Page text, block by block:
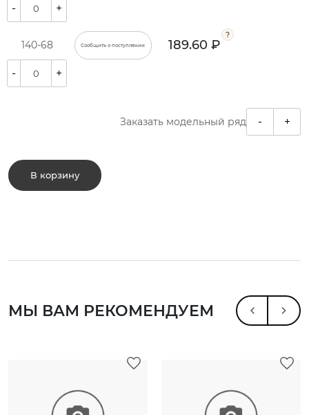
- +
140-68 Сообщить о поступлении 189.60 ₽
- +
Заказать модельный ряд - +
В корзину
МЫ ВАМ РЕКОМЕНДУЕМ